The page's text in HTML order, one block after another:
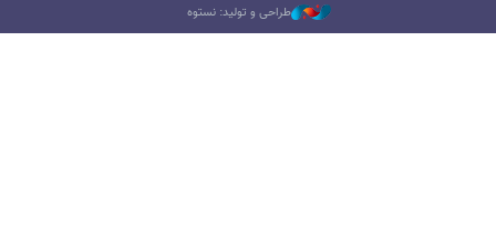
طراحی و تولید: نستوه